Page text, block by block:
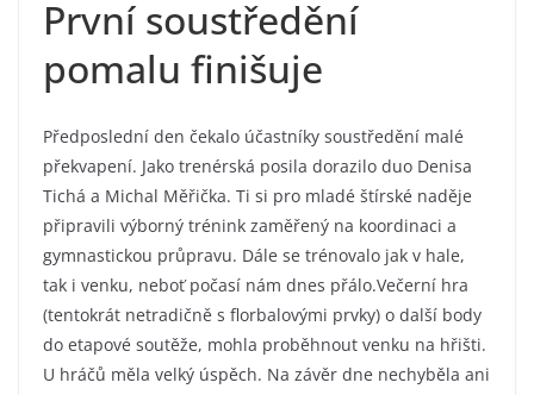
První soustředění
pomalu finišuje
Předposlední den čekalo účastníky soustředění malé
překvapení. Jako trenérská posila dorazilo duo Denisa
Tichá a Michal Měřička. Ti si pro mladé štírské naděje
připravili výborný trénink zaměřený na koordinaci a
gymnastickou průpravu. Dále se trénovalo jak v hale,
tak i venku, neboť počasí nám dnes přálo.Večerní hra
(tentokrát netradičně s florbalovými prvky) o další body
do etapové soutěže, mohla proběhnout venku na hřišti.
U hráčů měla velký úspěch. Na závěr dne nechyběla ani